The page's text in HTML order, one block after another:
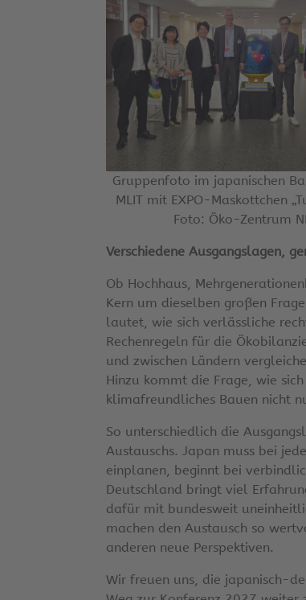
Gruppenfoto im japanischen
MLIT mit EXPO-Maskottchen
Foto: Öko-Zentrum
Verschiedene Ausgangslagen,
Ob Hochhaus,
Kern um dieselben großen
lautet, wie sich verlässliche
Rechenregeln für die
und zwischen Ländern
Hinzu kommt die Frage, wie
klimafreundliches Bauen nicht
So unterschiedlich die
Austauschs. Japan muss bei
einplanen, beginnt bei
Deutschland bringt viel
dafür mit bundesweit
machen den Austausch so
anderen neue Perspektiven.
Wir freuen uns, die japanisch-